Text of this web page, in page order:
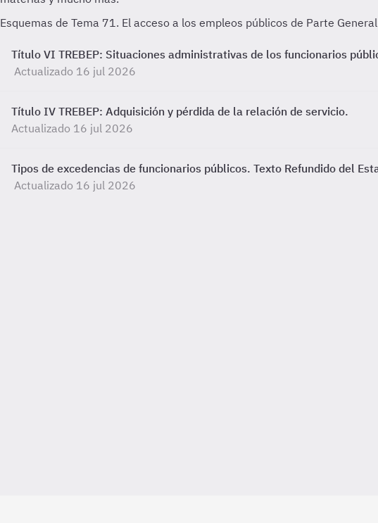
Esquemas de Tema 71. El acceso a los empleos públicos de Parte
Título VI TREBEP: Situaciones administrativas de los funcionarios
Actualizado 16 jul 2026
Título IV TREBEP: Adquisición y pérdida de la relación de servicio.
Actualizado 16 jul 2026
Tipos de excedencias de funcionarios públicos. Texto Refundido del
Actualizado 16 jul 2026